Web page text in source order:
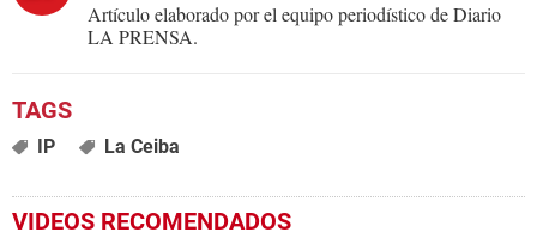
Artículo elaborado por el equipo periodístico de Diario
LA PRENSA.
IP La Ceiba
VIDEOS RECOMENDADOS